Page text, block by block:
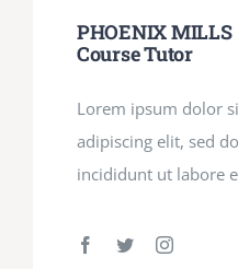
PHOENIX MILLS
Course Tutor
Lorem ipsum dolor
adipiscing elit, sed
incididunt ut labore